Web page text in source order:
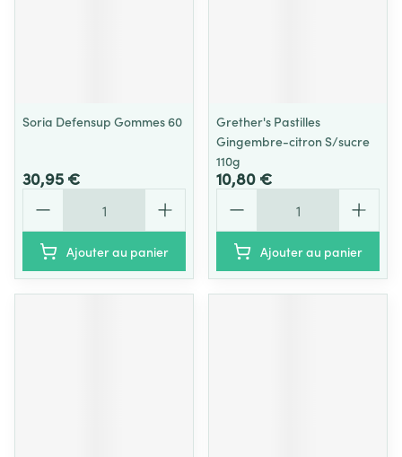
Soria Defensup Gommes 60
30,95 €
Ajouter au panier
Grether's Pastilles
Gingembre-citron S/sucre
110g
10,80 €
Ajouter au panier